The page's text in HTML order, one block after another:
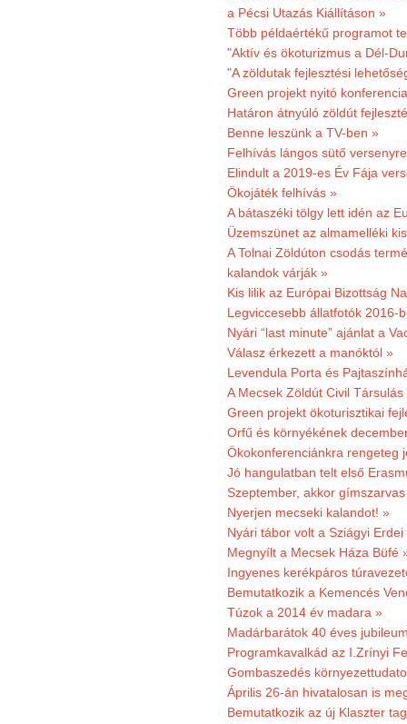
a Pécsi Utazás Kiállításon »
Több példaértékű programot
"Aktív és ökoturizmus a Dél-
"A zöldutak fejlesztési
Green projekt nyitó
Határon átnyúló zöldút
Benne leszünk a TV-ben »
Felhívás lángos sütő
Elindult a 2019-es Év Fája
Ökojáték felhívás »
A bátaszéki tölgy lett idén az
Üzemszünet az almamelléki
A Tolnai Zöldúton csodás
kalandok várják »
Kis lilik az Európai Bizottság
Legviccesebb állatfotók 2016-
Nyári “last minute” ajánlat a
Válasz érkezett a manóktól »
Levendula Porta és
A Mecsek Zöldút Civil
Green projekt ökoturisztikai
Orfű és környékének
Ökokonferenciánkra rengeteg
Jó hangulatban telt első
Szeptember, akkor
Nyerjen mecseki kalandot! »
Nyári tábor volt a Sziágyi
Megnyílt a Mecsek Háza Büfé
Ingyenes kerékpáros
Bemutatkozik a Kemencés
Túzok a 2014 év madara »
Madárbarátok 40 éves
Programkavalkád az I.Zrínyi
Gombaszedés
Április 26-án hivatalosan is
Bemutatkozik az új Klaszter